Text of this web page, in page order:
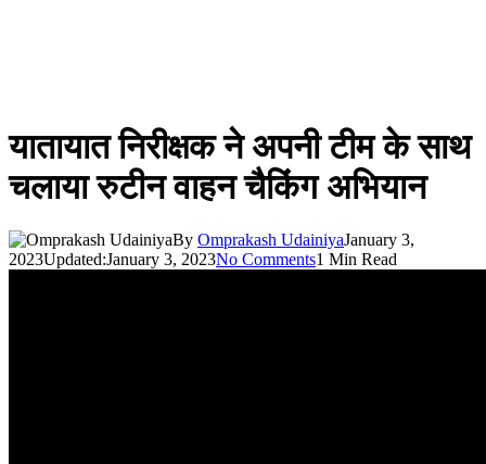
यातायात निरीक्षक ने अपनी टीम के साथ
चलाया रुटीन वाहन चैकिंग अभियान
By Omprakash UdainiyaJanuary 3,
2023Updated:January 3, 2023No Comments1 Min Read